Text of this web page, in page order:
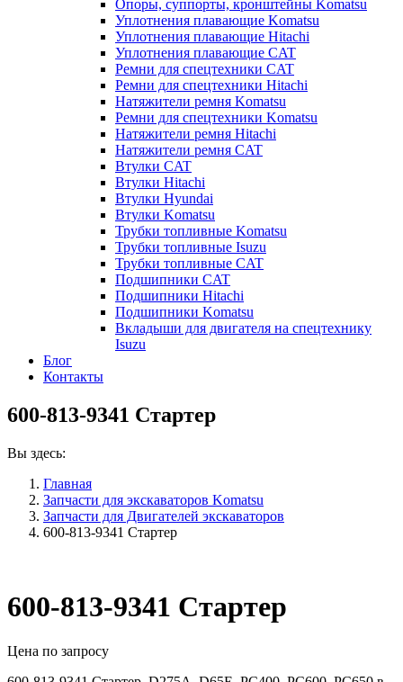
Опоры, суппорты, кронштейны Komatsu
Уплотнения плавающие Komatsu
Уплотнения плавающие Hitachi
Уплотнения плавающие CAT
Ремни для спецтехники CAT
Ремни для спецтехники Hitachi
Натяжители ремня Komatsu
Ремни для спецтехники Komatsu
Натяжители ремня Hitachi
Натяжители ремня CAT
Втулки CAT
Втулки Hitachi
Втулки Hyundai
Втулки Komatsu
Трубки топливные Komatsu
Трубки топливные Isuzu
Трубки топливные CAT
Подшипники CAT
Подшипники Hitachi
Подшипники Komatsu
Вкладыши для двигателя на спецтехнику
Isuzu
Блог
Контакты
600-813-9341 Стартер
Вы здесь:
Главная
Запчасти для экскаваторов Komatsu
Запчасти для Двигателей экскаваторов
600-813-9341 Стартер
600-813-9341 Стартер
Цена по запросу